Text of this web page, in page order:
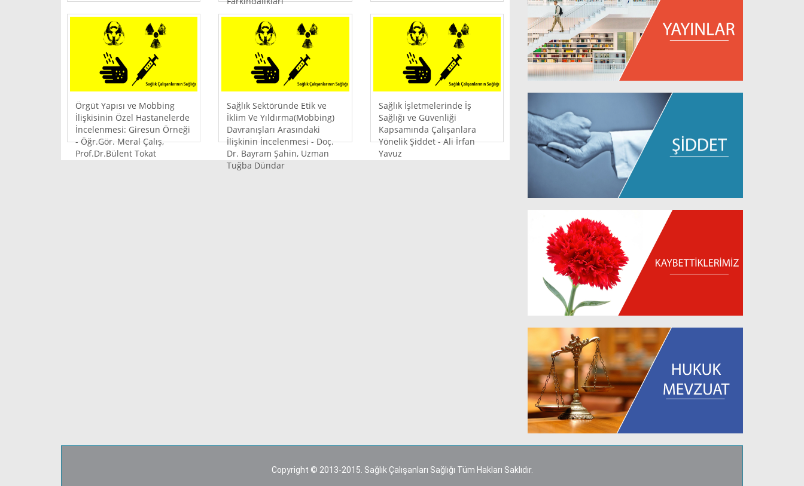
Örgüt Yapısı ve Mobbing
İlişkisinin Özel Hastanelerde
İncelenmesi: Giresun Örneği
- Öğr.Gör. Meral Çalış,
Prof.Dr.Bülent Tokat
Sağlık Sektöründe Etik ve
İklim Ve Yıldırma(Mobbing)
Davranışları Arasındaki
İlişkinin İncelenmesi - Doç.
Dr. Bayram Şahin, Uzman
Tuğba Dündar
Sağlık İşletmelerinde İş
Sağlığı ve Güvenliği
Kapsamında Çalışanlara
Yönelik Şiddet - Ali İrfan
Yavuz
Copyright © 2013-2015. Sağlık Çalışanları Sağlığı Tüm Hakları Saklıdır.